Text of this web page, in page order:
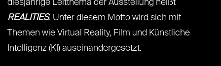
diesjährige Leitthema der Ausstellung heißt
REALITIES. Unter diesem Motto wird sich mit
Themen wie Virtual Reality, Film und Künstliche
Intelligenz (KI) auseinandergesetzt.